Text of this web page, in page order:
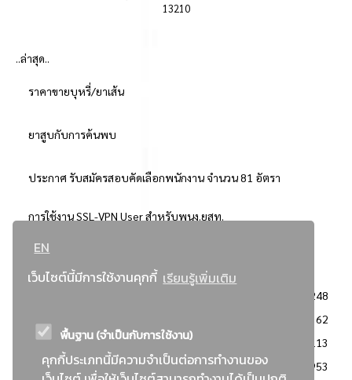
EN
เว็บไซต์นี้มีการใช้งานคุกกี้ เรียนรู้เพิ่มเติม
พื้นฐาน (จำเป็นกับการใช้งาน)
คุกกี้ประเภทนี้มีความจำเป็นต่อการทำงานของ
13210
..ล่าสุด..
ราคาขายบุหรี่/ยาเส้น
ยาสูบกับการค้นพบ
ประกาศ รับสมัครสอบคัดเลือกพนักงาน จำนวน 81 อัตรา
การใช้งาน SSL-VPN User สำหรับพนง.ยสท.
..ยอดนิยม..
3248
2362
: วิธีเฉพาะเจาะจง
2113
ข่าวสาร/ประกาศ
1953